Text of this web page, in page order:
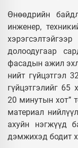
Өнөөдрийн
инженер,
долоодугаар
фасадын ажил
нийт гүйцэтгэл
гүйцэтгэлийг 65
20 минутын хот”
материал
ахуйн нэгжүүд
дэмжихэд бодит